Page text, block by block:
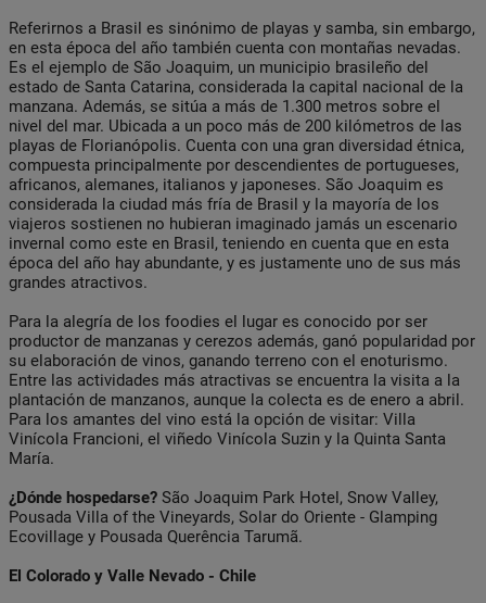
Referirnos a Brasil es sinónimo de playas y samba, sin embargo,
en esta época del año también cuenta con montañas nevadas.
Es el ejemplo de São Joaquim, un municipio brasileño del
estado de Santa Catarina, considerada la capital nacional de la
manzana. Además, se sitúa a más de 1.300 metros sobre el
nivel del mar. Ubicada a un poco más de 200 kilómetros de las
playas de Florianópolis. Cuenta con una gran diversidad étnica,
compuesta principalmente por descendientes de portugueses,
africanos, alemanes, italianos y japoneses. São Joaquim es
considerada la ciudad más fría de Brasil y la mayoría de los
viajeros sostienen no hubieran imaginado jamás un escenario
invernal como este en Brasil, teniendo en cuenta que en esta
época del año hay abundante, y es justamente uno de sus más
grandes atractivos.
Para la alegría de los foodies el lugar es conocido por ser
productor de manzanas y cerezos además, ganó popularidad por
su elaboración de vinos, ganando terreno con el enoturismo.
Entre las actividades más atractivas se encuentra la visita a la
plantación de manzanos, aunque la colecta es de enero a abril.
Para los amantes del vino está la opción de visitar: Villa
Vinícola Francioni, el viñedo Vinícola Suzin y la Quinta Santa
María.
¿Dónde hospedarse? São Joaquim Park Hotel, Snow Valley,
Pousada Villa of the Vineyards, Solar do Oriente - Glamping
Ecovillage y Pousada Querência Tarumã.
El Colorado y Valle Nevado - Chile